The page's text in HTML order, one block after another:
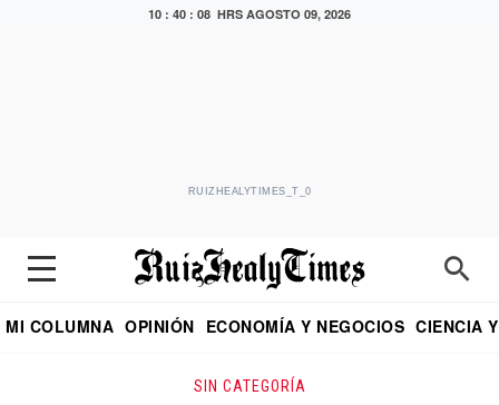
10 : 40 : 09 HRS AGOSTO 09, 2026
RUIZHEALYTIMES_T_0
MI COLUMNA OPINIÓN ECONOMÍA Y NEGOCIOS CIENCIA
SIN CATEGORÍA